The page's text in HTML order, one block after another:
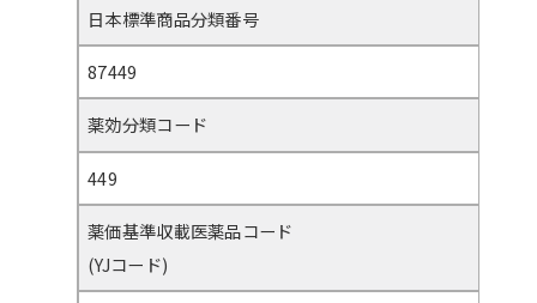
日本標準商品分類番号
87449
薬効分類コード
449
薬価基準収載医薬品コード
(YJコード)